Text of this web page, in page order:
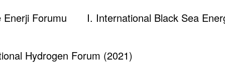
Enerji Forumu I. International Black Sea
Hydrogen Forum (2021)